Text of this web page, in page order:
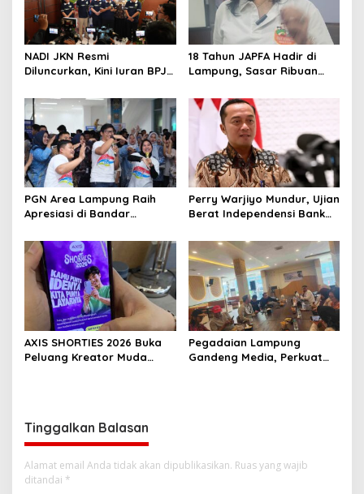
p
o
s
NADI JKN Resmi
Diluncurkan, Kini Iuran BPJS
18 Tahun JAPFA Hadir di
Lampung, Sasar Ribuan
Sehat
PGN Area Lampung Raih
Apresiasi di Bandar
Perry Warjiyo Mundur, Ujian
Berat Independensi Bank
Ekonomi
AXIS SHORTIES 2026 Buka
Peluang Kreator Muda
Pegadaian Lampung
Gandeng Media, Perkuat
Tinggalkan Balasan
Alamat email Anda tidak akan dipublikasikan. Ruas yang wajib
ditandai *